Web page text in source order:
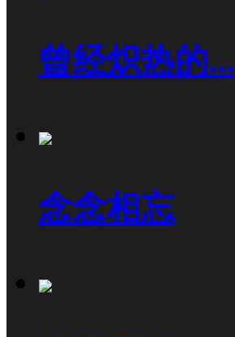
曾经炽热的...
念念相忘